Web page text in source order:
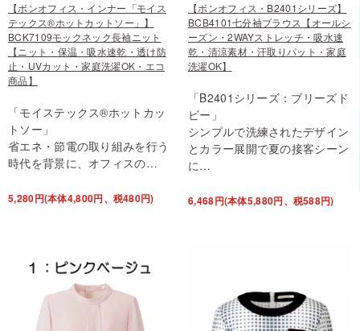
【ボンオフィス・インナー「モイス
テックス®ホットカットソー」】
BCK7109モックネック長袖ニット
【ニット・保温・吸水速乾・透け防
止・UVカット・家庭洗濯OK・エコ
商品】
「モイステックス®ホットカッ
トソー」
省エネ・節電の取り組みを行う
時代を背景に、オフィスの…
5,280円(本体4,800円、税480円)
【ボンオフィス・B2401シリーズ】
BCB4101七分袖ブラウス【オールシ
ーズン・2WAYストレッチ・吸水速
乾・清涼素材・汗取りパット・家庭
洗濯OK】
「B2401シリーズ：ブリーズド
ビー」
シンプルで洗練されたデザイン
とカラー展開で夏の接客シーン
に…
6,468円(本体5,880円、税588円)